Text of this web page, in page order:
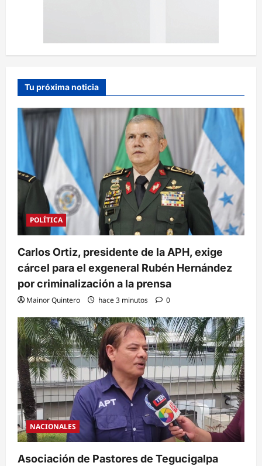
Tu próxima noticia
POLÍTICA
Carlos Ortiz, presidente de la APH, exige
cárcel para el exgeneral Rubén Hernández
por criminalización a la prensa
Mainor Quintero hace 3 minutos 0
NACIONALES
Asociación de Pastores de Tegucigalpa